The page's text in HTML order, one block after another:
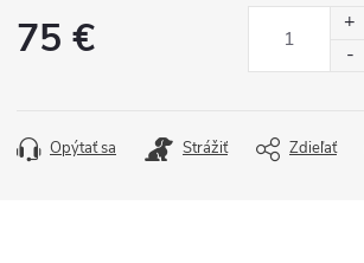
75 €
Opýtať sa Strážiť Zdieľať